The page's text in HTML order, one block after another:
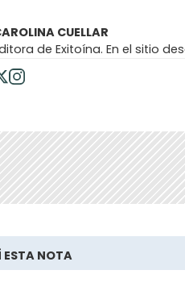
CUELLAR
de Exitoína. En el sitio
NOTA